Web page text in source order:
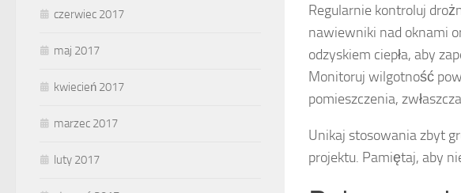
Regularnie kontroluj
nawiewniki nad oknami
odzyskiem ciepła, aby
Monitoruj wilgotność
pomieszczenia,
Unikaj stosowania zbyt
projektu. Pamiętaj, aby
czerwiec 2017
maj 2017
kwiecień 2017
marzec 2017
luty 2017